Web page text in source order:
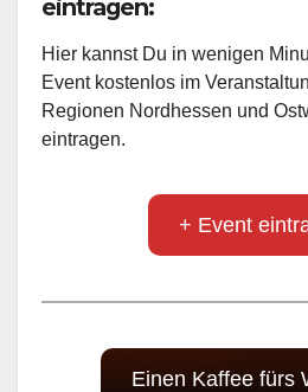
eintragen:
Hier kannst Du in wenigen
Event kostenlos im
Regionen Nordhessen und
eintragen.
+ Event
Einen Kaffee fürs